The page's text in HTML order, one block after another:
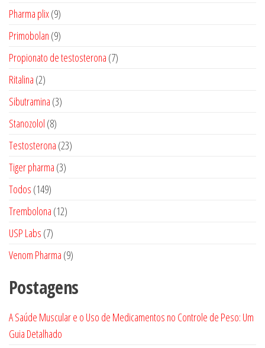
Pharma plix 99
produtos
Primobolan 99
produtos
Propionato de testosterona 77
Ritalina 22
produtos
Sibutramina 33
Stanozolol 88
produtos
Testosterona 2323
Tiger pharma 33
Todos 149149
produtos
Trembolona 1212
USP Labs 77
produtos
Venom Pharma 99
Postagens
A Saúde Muscular e o Uso de Medicamentos no Controle de Peso: Um
Guia Detalhado